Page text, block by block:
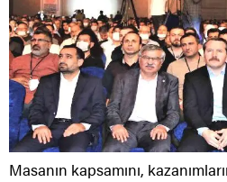
Masanın kapsamını,